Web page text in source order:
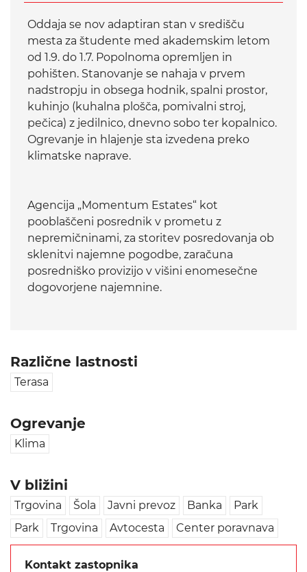
Oddaja se nov adaptiran stan v središču
mesta za študente med akademskim letom
od 1.9. do 1.7. Popolnoma opremljen in
pohišten. Stanovanje se nahaja v prvem
nadstropju in obsega hodnik, spalni prostor,
kuhinjo (kuhalna plošča, pomivalni stroj,
pečica) z jedilnico, dnevno sobo ter kopalnico.
Ogrevanje in hlajenje sta izvedena preko
klimatske naprave.
Agencija „Momentum Estates“ kot
pooblaščeni posrednik v prometu z
nepremičninami, za storitev posredovanja ob
sklenitvi najemne pogodbe, zaračuna
posredniško provizijo v višini enomesečne
dogovorjene najemnine.
Različne lastnosti
Terasa
Ogrevanje
Klima
V bližini
Trgovina Šola Javni prevoz Banka
Park
Park
Trgovina Avtocesta Center poravnava
Kontakt zastopnika